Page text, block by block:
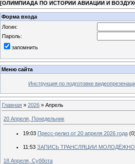
[ОЛИМПИАДА ПО ИСТОРИИ АВИАЦИИ И
Форма входа
Логин:
Пароль:
запомнить
Меню сайта
Инструкция по подготовке
Главная » 2026 » Апрель
20 Апреля, Понедельник
19:03 Пресс-релиз от 20 апреля 2026 года (0)
11:53 ЗАПИСЬ ТРАНСЛЯЦИИ
18 Апреля, Суббота